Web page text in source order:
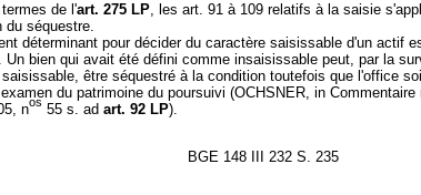
de l'art. 275 LP, les art. 91 à 109 relatifs à la saisie
du séquestre.
déterminant pour décider du caractère saisissable d'un actif
Un bien qui avait été défini comme insaisissable peut, par la
saisissable, être séquestré à la condition toutefois que l'office
du patrimoine du poursuivi (OCHSNER, in
nos 55 s. ad art. 92 LP).
BGE 148 III 232 S. 235